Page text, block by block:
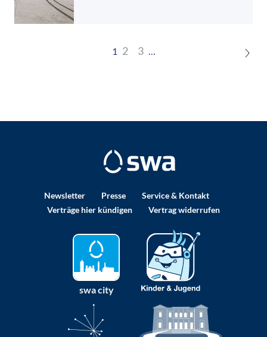
1 2 3
Newsletter Presse
Service & Kontakt
Verträge hier kündigen
Vertrag widerrufen
swa city